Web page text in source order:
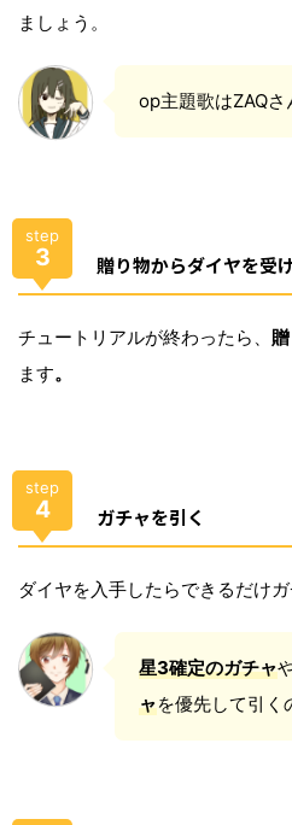
ましょう。
op主題歌はZAQさ
step
3 贈り物からダイヤを受
チュートリアルが終わったら、
ます。
step
4 ガチャを引く
ダイヤを入手したらできるだけ
星3確定のガチャ
ャを優先して引く